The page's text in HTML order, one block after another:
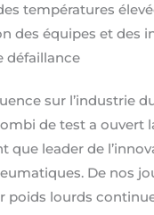
températures
des équipes et des
défaillance
sur l’industrie
de test a ouvert
que leader de
De nos
poids lourds continue